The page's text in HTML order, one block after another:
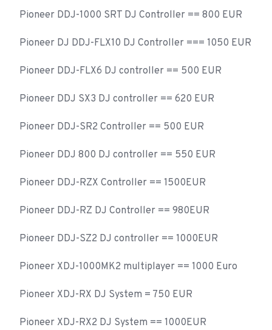
Pioneer DDJ-1000 SRT DJ Controller == 800 EUR
Pioneer DJ DDJ-FLX10 DJ Controller === 1050 EUR
Pioneer DDJ-FLX6 DJ controller == 500 EUR
Pioneer DDJ SX3 DJ controller == 620 EUR
Pioneer DDJ-SR2 Controller == 500 EUR
Pioneer DDJ 800 DJ controller == 550 EUR
Pioneer DDJ-RZX Controller == 1500EUR
Pioneer DDJ-RZ DJ Controller == 980EUR
Pioneer DDJ-SZ2 DJ controller == 1000EUR
Pioneer XDJ-1000MK2 multiplayer == 1000 Euro
Pioneer XDJ-RX DJ System = 750 EUR
Pioneer XDJ-RX2 DJ System == 1000EUR